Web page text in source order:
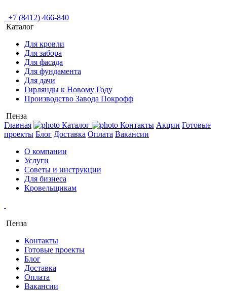
+7 (8412) 466-840
Каталог
Для кровли
Для забора
Для фасада
Для фундамента
Для дачи
Гирлянды к Новому Году
Производство Завода Покрофф
Пенза
Главная
Каталог Контакты Акции Готовые
проекты Блог Доставка Оплата Вакансии
О компании
Услуги
Советы и инструкции
Для бизнеса
Кровельщикам
Пенза
Контакты
Готовые проекты
Блог
Доставка
Оплата
Вакансии